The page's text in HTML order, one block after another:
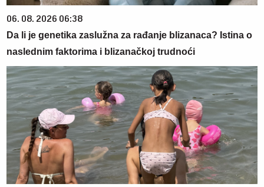
06. 08. 2026 06:38
Da li je genetika zaslužna za rađanje blizanaca? Istina o
naslednim faktorima i blizanačkoj trudnoći